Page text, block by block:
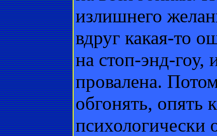
излишнего
вдруг какая-то
на стоп-энд-
провалена.
обгонять, опять
психологически